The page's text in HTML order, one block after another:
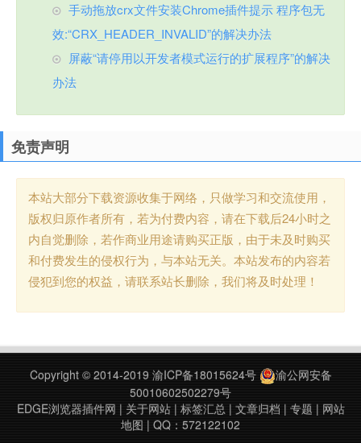
手动拖放crx文件安装Chrome插件提示 程序包无
效:“CRX_HEADER_INVALID”的解决办法
屏蔽“请停用以开发者模式运行的扩展程序”的解决
办法
免责声明
本站大部分下载资源收集于网络，只做学习和交流使用，
版权归原作者所有，若为付费内容，请在下载后24小时之
内自觉删除，若作商业用途请购买正版，由于未及时购买
和付费发生的侵权行为，与本站无关。本站发布的内容若
侵犯到您的权益，请联系站长删除，我们将及时处理！
Copyright © 2014-2019 渝ICP备18015624号
渝公网安备
50010602502279号
EDGE浏览器插件网 | 关于网站| 标签汇总| 文章归档 | 专题 | 网站
地图 | QQ：572122102